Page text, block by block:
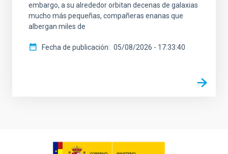
embargo, a su alrededor orbitan decenas de galaxias
mucho más pequeñas, compañeras enanas que
albergan miles de
Fecha de publicación 05/08/2026 - 17:33:40